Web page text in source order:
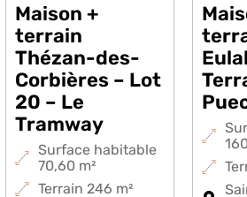
Maison +
terrain
Thézan-des-
Corbières – Lot
20 – Le
Tramway
Surface habitable
70,60 m²
Terrain 246 m²